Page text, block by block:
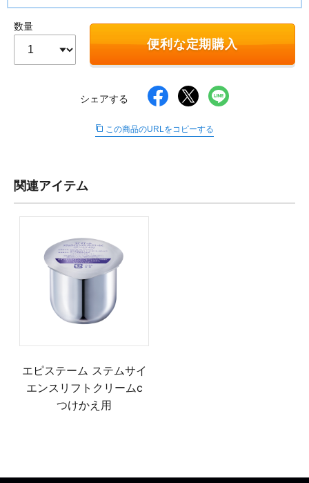
お悩み・用途から探す
ブランドから探す
キャンペーンから探す
数量
便利な定期購入
シェアする
この商品のURLをコピーする
関連アイテム
エピステーム ステムサイ
エンスリフトクリームc
つけかえ用